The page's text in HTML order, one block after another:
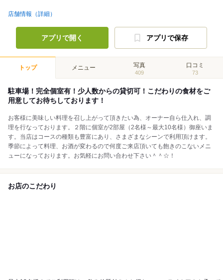
店舗情報（詳細）
アプリで開く アプリで保存
トップ メニュー 写真
409
口コミ
73
駐車場！完全個室有！少人数からの貸切可！こだわりの食材をご
用意してお待ちしております！
お客様に美味しい料理を召し上がって頂きたい為、オーナー自ら仕入れ、調
理を行なっております。２階に個室が2部屋（2名様～最大10名様）御座いま
す。当店はコースの種類も豊富にあり、さまざまなシーンで利用頂けます。
季節によって料理、お酒が変わるので何度ご来店頂いても飽きのこないメニ
ューになっております。お気軽にお問い合わせ下さい＾＾☆！
お店のこだわり